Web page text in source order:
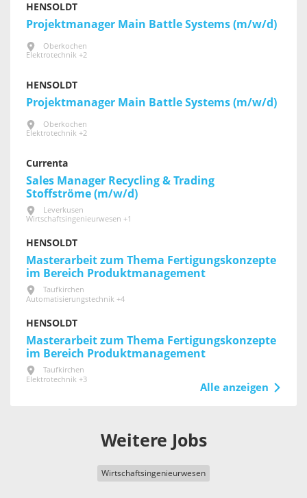
HENSOLDT
Projektmanager Main Battle Systems (m/w/d)
Oberkochen
Elektrotechnik +2
HENSOLDT
Projektmanager Main Battle Systems (m/w/d)
Oberkochen
Elektrotechnik +2
Currenta
Sales Manager Recycling & Trading
Stoffströme (m/w/d)
Leverkusen
Wirtschaftsingenieurwesen +1
HENSOLDT
Masterarbeit zum Thema Fertigungskonzepte
im Bereich Produktmanagement
Taufkirchen
Automatisierungstechnik +4
HENSOLDT
Masterarbeit zum Thema Fertigungskonzepte
im Bereich Produktmanagement
Taufkirchen
Elektrotechnik +3
Alle anzeigen
Weitere Jobs
Wirtschaftsingenieurwesen